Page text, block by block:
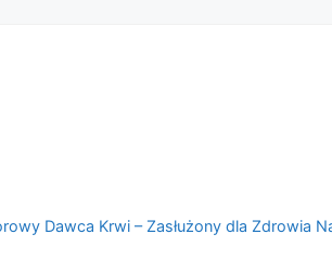
Dawca Krwi – Zasłużony dla Zdrowia